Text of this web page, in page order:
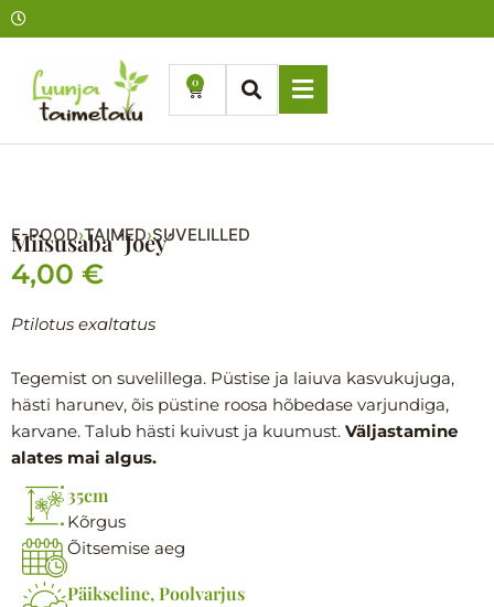
Skip
to
content
0
Cart
E-POOD›TAIMED›SUVELILLED
Miisusaba ´Joey´
4,00 €
Ptilotus exaltatus
Tegemist on suvelillega. Püstise ja laiuva kasvukujuga,
hästi harunev, õis püstine roosa hõbedase varjundiga,
karvane. Talub hästi kuivust ja kuumust. Väljastamine
alates mai algus.
35cm
Kõrgus
Õitsemise aeg
Päikseline, Poolvarjus